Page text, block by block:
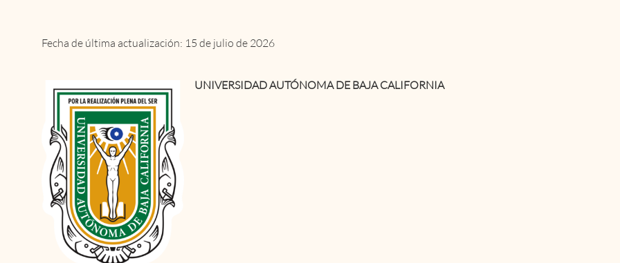
Fecha de última actualización: 15 de julio de 2026
UNIVERSIDAD AUTÓNOMA DE BAJA CALIFORNIA